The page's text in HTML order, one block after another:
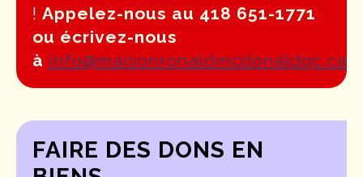
! Appelez-nous au 418 651-1771
ou écrivez-nous
à info@maisonronaldmcdonaldqc.ca
FAIRE DES DONS EN